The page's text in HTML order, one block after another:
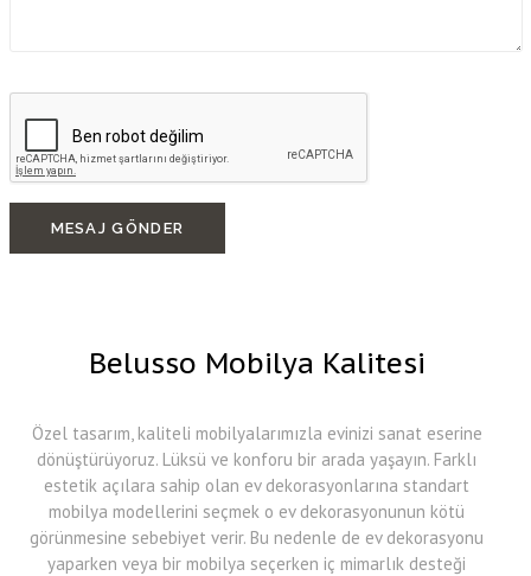
MESAJ GÖNDER
Belusso Mobilya Kalitesi
Özel tasarım, kaliteli mobilyalarımızla evinizi sanat eserine
dönüştürüyoruz. Lüksü ve konforu bir arada yaşayın. Farklı
estetik açılara sahip olan ev dekorasyonlarına standart
mobilya modellerini seçmek o ev dekorasyonunun kötü
görünmesine sebebiyet verir. Bu nedenle de ev dekorasyonu
yaparken veya bir mobilya seçerken iç mimarlık desteği